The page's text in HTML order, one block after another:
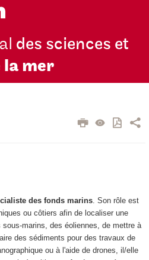
des sciences et
la mer
des fonds marins. Son rôle est
ou côtiers afin de localiser une
marins, des éoliennes, de mettre à
des sédiments pour des travaux de
ou à l'aide de drones, il/elle